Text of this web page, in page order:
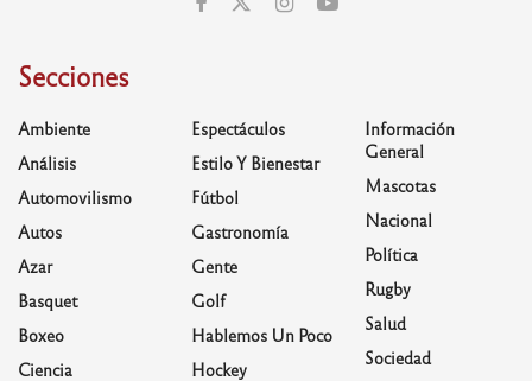
Secciones
Ambiente
Análisis
Automovilismo
Autos
Azar
Basquet
Boxeo
Ciencia
Espectáculos
Estilo Y Bienestar
Fútbol
Gastronomía
Gente
Golf
Hablemos Un Poco
Hockey
Información
General
Mascotas
Nacional
Política
Rugby
Salud
Sociedad